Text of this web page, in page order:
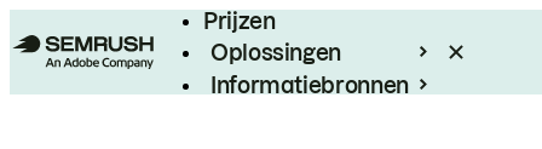
Prijzen
Oplossingen
Informatiebronnen